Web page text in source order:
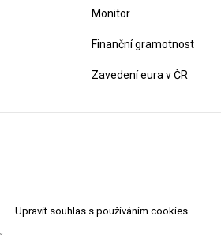
Monitor
Finanční gramotnost
Zavedení eura v ČR
Upravit souhlas s používáním cookies